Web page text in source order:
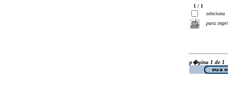
1 / 1
seleciona
para
p�gina 1 de 1